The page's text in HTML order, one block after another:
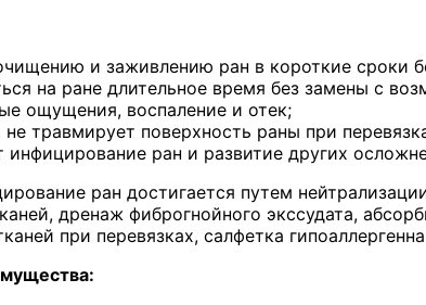
и заживлению ран в короткие сроки
на ране длительное время без замены с
ощущения, воспаление и отек;
не травмирует поверхность раны при
инфицирование ран и развитие других
ран достигается путем
дренаж фиброгнойного экссудата,
при перевязках, салфетка